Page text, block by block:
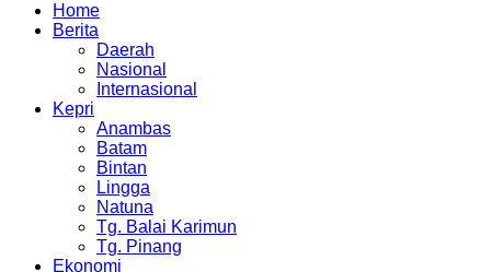
Home
Berita
Daerah
Nasional
Internasional
Kepri
Anambas
Batam
Bintan
Lingga
Natuna
Tg. Balai Karimun
Tg. Pinang
Ekonomi